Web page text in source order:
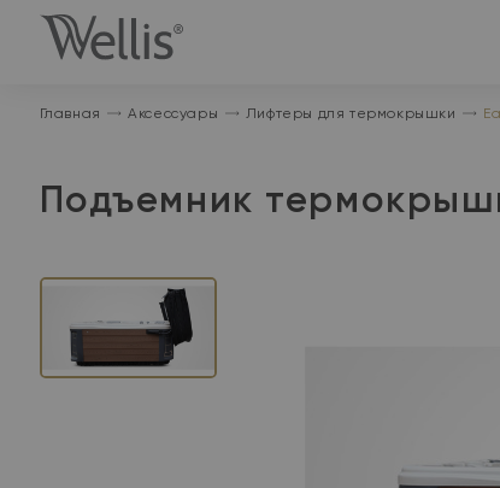
На
главную
Главная Аксессуары Лифтеры для термокрышки
Подъемник